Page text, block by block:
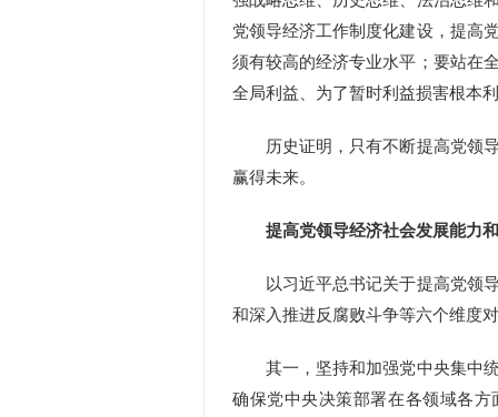
党领导经济工作制度化建设，提高
须有较高的经济专业水平；要站在
全局利益、为了暂时利益损害根本
历史证明，只有不断提高党领导
赢得未来。
提高党领导经济社会发展能力和
以习近平总书记关于提高党领导
和深入推进反腐败斗争等六个维度
其一，坚持和加强党中央集中统
确保党中央决策部署在各领域各